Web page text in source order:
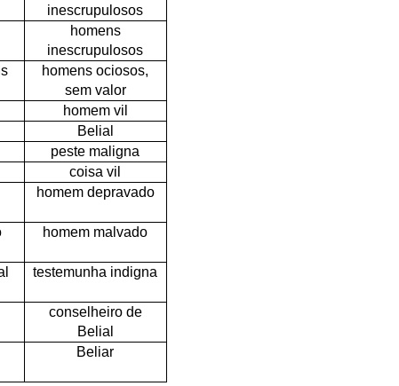
inescrupulosos
homens
inescrupulosos
homens ociosos,
sem valor
homem vil
Belial
peste maligna
coisa vil
homem depravado
homem malvado
testemunha indigna
conselheiro de
Belial
Beliar